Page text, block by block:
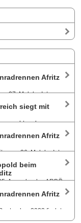
Afritz
27. Mal der Int.
vom ARBÖ ASKÖ
zählt zum
zur Österr.
siegt mit
machten den
Helvetia Bergpreis
Den Tagessieg
und Astrid
Afritz
zum 26. Mal der Int.
vom ARBÖ ASKÖ
zählt zum
auch erstmals die
beim
Ausgabe des ARBÖ
von 20:05 vor
Dame war
Astrid Lamprecht.
Afritz
2023 findet
Afritz - Verditz